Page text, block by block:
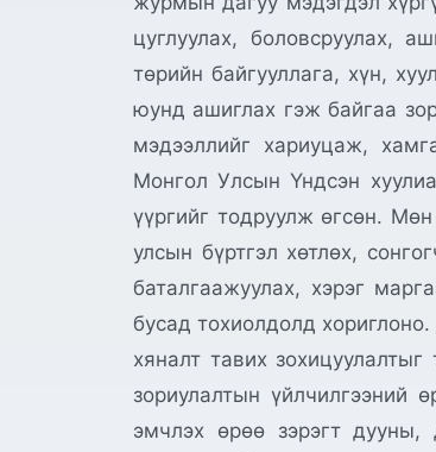
цуглуулах, боловсруулах,
төрийн байгууллага, хүн,
юунд ашиглах гэж байгаа
мэдээллийг хариуцаж,
Монгол Улсын Үндсэн
үүргийг тодруулж өгсөн.
улсын бүртгэл хөтлөх,
баталгаажуулах, хэрэг
бусад тохиолдолд
хяналт тавих
зориулалтын үйлчилгээний
эмчлэх өрөө зэрэгт дууны,